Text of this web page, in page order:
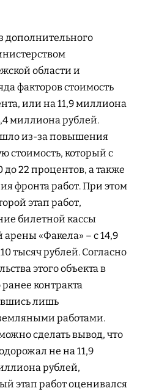
дополнительного
области и
факторов стоимость
или на 11,9 миллиона
миллиона рублей.
из-за повышения
стоимость, который с
до 22 процентов, а также
фронта работ. При этом
этап работ,
билетной кассы
«Факела» – с 14,9
тысяч рублей. Согласно
этого объекта в
контракта
лишь
работами.
сделать вывод, что
не на 11,9
рублей,
этап работ оценивался